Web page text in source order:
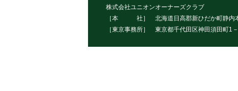
株式会社ユニオンオーナーズクラブ
［本 社］ 北海道日高郡新ひだか町静内
［東京事務所］ 東京都千代田区神田須田町